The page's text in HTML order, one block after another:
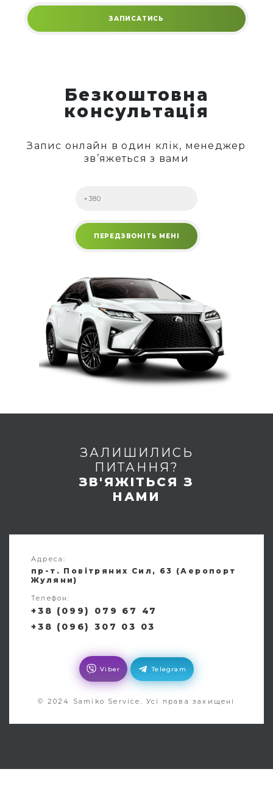
Безкоштовна
консультація
Запис онлайн в один клік, менеджер
зв’яжеться з вами
ЗАЛИШИЛИСЬ
ПИТАННЯ?
ЗВ'ЯЖІТЬСЯ З
НАМИ
Адреса:
пр-т. Повітряних Сил, 63 (Аеропорт
Жуляни)
Телефон:
+38 (099) 079 67 47
+38 (096) 307 03 03
Viber Telegram
© 2024 Samiko Service. Усі права захищені